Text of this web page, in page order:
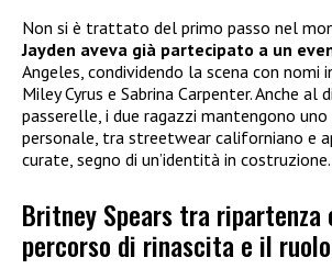
Non si è trattato del primo passo nel
Jayden aveva già partecipato a un
Angeles, condividendo la scena con nomi
Miley Cyrus e Sabrina Carpenter. Anche al
passerelle, i due ragazzi mantengono
personale, tra streetwear californiano e
curate, segno di un’identità in costruzione.
Britney Spears tra
percorso di rinascita e il